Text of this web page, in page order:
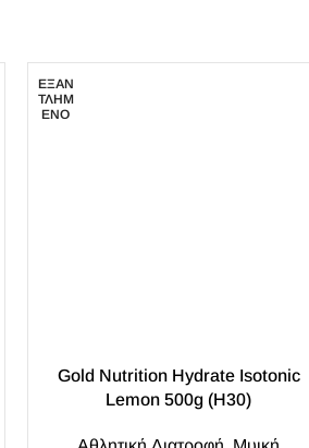
ΕΞΑΝ
ΤΛΗΜ
ΈΝΟ
Gold Nutrition Hydrate Isotonic
Lemon 500g (H30)